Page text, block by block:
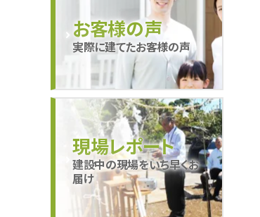
お客様の声
実際に建てたお客様の声
現場レポート
建設中の現場をいち早くお
届け